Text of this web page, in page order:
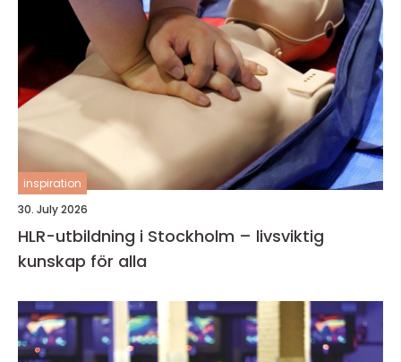
inspiration
30. July 2026
HLR-utbildning i Stockholm – livsviktig
kunskap för alla